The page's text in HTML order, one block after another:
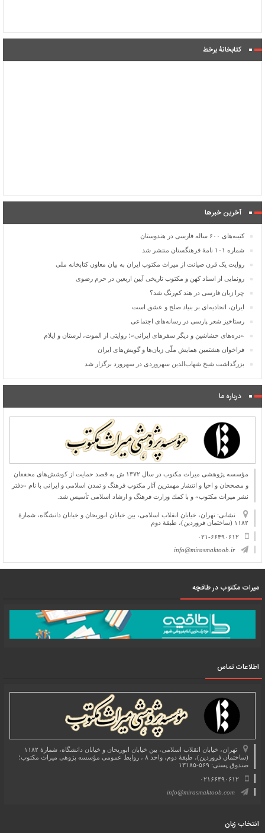
کتابخانۀ برخط
آخرین خبرها
کتیبه‌های ۶۰۰ ساله فارسی در هندوستان
شماره ۱۰۱ نامۀ فرهنگستان منتشر شد
روایت یک قرن صیانت از میراث مکتوب ایران به بیان معاون کتابخانه ملی
رونمایی از اسناد کهن و مکتوب تاریخی آیین اربعین در حرم رضوی
چرا زبان فارسی در هند کم‌رنگ شد؟
ایران، اتحادیه‌ای بر بنیاد صلح و عشق است
رستاخیز شعر پارسی در رسانه‌های اجتماعی
«دره‌های حشاشین و دیگر سفرهای ایرانی»؛ روایتی از الموت، لرستان و ایلام
فراخوان هشتمین همایش ملّی زبان‌ها و گویش‌های ایران
بزرگداشت شیخ شهاب‌الدین سهروردی در سهرورد برگزار شد
درباره ما
مؤسسه پژوهشی میراث مكتوب در سال ۱۳۷۲ ش به قصد حمایت از كوشش‌های محققان
و مصححان و احیا و انتشار مهمترین آثار مكتوب فرهنگ و تمدن اسلامی و ایرانی با نام «دفتر
نشر میراث مكتوب» و با كمك وزارت فرهنگ و ارشاد اسلامی تأسیس شد.
نشانی: تهران، خیابان انقلاب اسلامی، بین خیابان ابوریحان و خیابان دانشگاه، شمارۀ
۱۱۸۲ (ساختمان فروردین)، طبقۀ دوم
۰۲۱-۶۶۴۹۰۶۱۲
info@mirasmaktoob.ir
میرات مکتوب در طاقچه
اطلاعات تماس
تهران، خیابان انقلاب اسلامی، بین خیابان ابوریحان و خیابان دانشگاه، شمارۀ ۱۱۸۲
(ساختمان فروردین)، طبقۀ دوم، واحد ۸ ، روابط عمومی مؤسسه پژوهی میراث مکتوب؛
صندوق پستی: ۵۶۹-۱۳۱۸۵
۰۲۱۶۶۴۹۰۶۱۲
info@mirasmaktoob.com
انتخاب زبان